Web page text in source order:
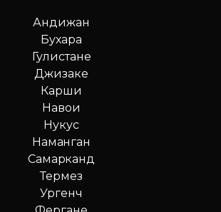
Андижан
Бухара
Гулистане
Джизаке
Карши
Навои
Нукус
Наманган
Самарканд
Термез
Ургенч